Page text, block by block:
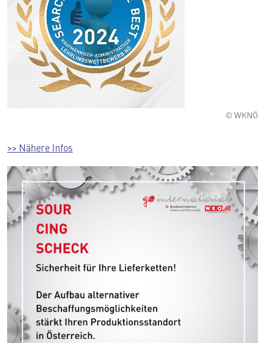
© WKNÖ
>> Nähere Infos